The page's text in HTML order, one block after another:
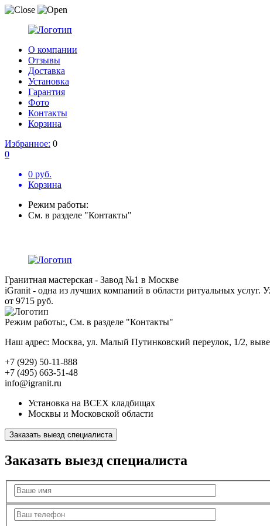
О компании
Отзывы
Доставка
Установка
Гарантия
Фото
Контакты
Корзина
Избранное: 0
0
0 руб.
Корзина
Режим работы:
См. в разделе "Контакты"
Гранитная мастерская - Завод №1 в Москве
iGranit - одна из лучших компаний в области ритуальных услуг.
от 9715 руб.
Режим работы:, См. в разделе "Контакты"
Наш адрес: Москва, ул. Малый Путинковский переулок, 1/2,
+7 (929) 50-11-888
+7 (495) 663-51-48
info@igranit.ru
Установка на ВСЕХ кладбищах
Москвы и Московской области
Заказать выезд специалиста
Заказать выезд специалиста